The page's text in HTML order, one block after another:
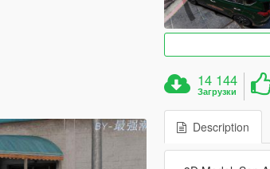
14 144
Загрузки
Description